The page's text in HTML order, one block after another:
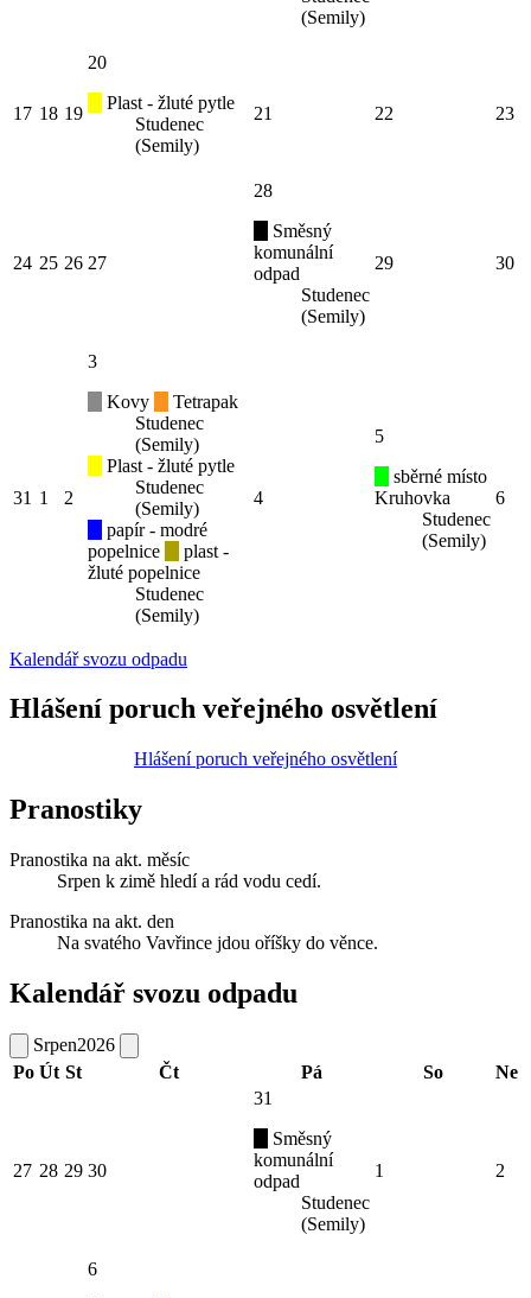
(Semily)
17 18 19
20
Plast - žluté pytle
Studenec
(Semily)
21 22 23
24 25 26 27
28
Směsný
komunální
odpad
Studenec
(Semily)
29 30
31 1 2
3
Kovy
Tetrapak
Studenec
(Semily)
Plast - žluté pytle
Studenec
(Semily)
papír - modré
popelnice
plast -
žluté popelnice
Studenec
(Semily)
4
5
sběrné místo
Kruhovka
Studenec
(Semily)
6
Kalendář svozu odpadu
Hlášení poruch veřejného osvětlení
Hlášení poruch veřejného osvětlení
Pranostiky
Pranostika na akt. měsíc
Srpen k zimě hledí a rád vodu cedí.
Pranostika na akt. den
Na svatého Vavřince jdou oříšky do věnce.
Kalendář svozu odpadu
Srpen2026
Po Út St Čt Pá So Ne
27 28 29 30
31
Směsný
komunální
odpad
Studenec
(Semily)
1 2
6